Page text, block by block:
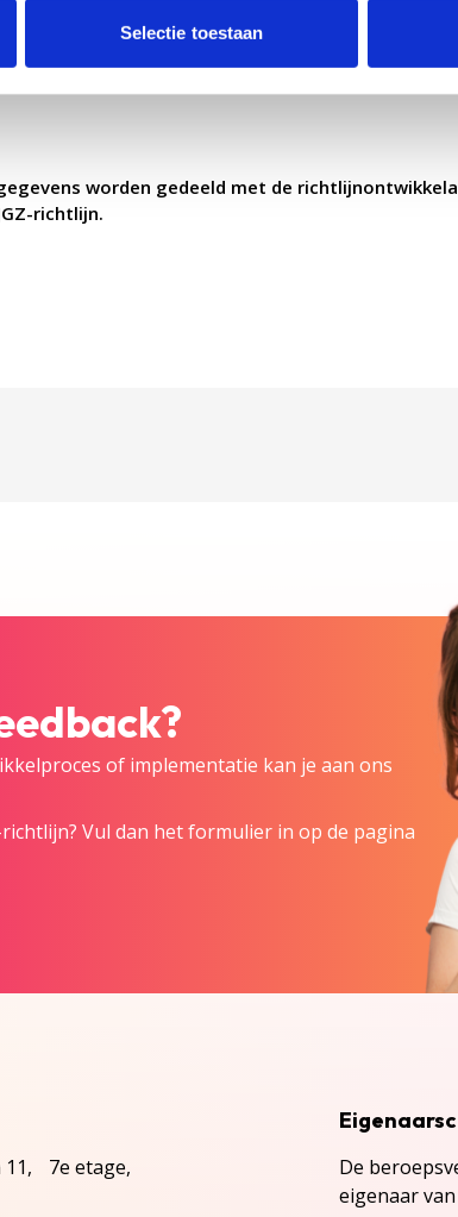
Selectie toestaan
door de adviseurs van het team richtlijnen
worden gedeeld met de
richtlijn.
of implementatie kan je aan ons
Vul dan het formulier in op de pagina
11, 7e etage,
De
eigenaar